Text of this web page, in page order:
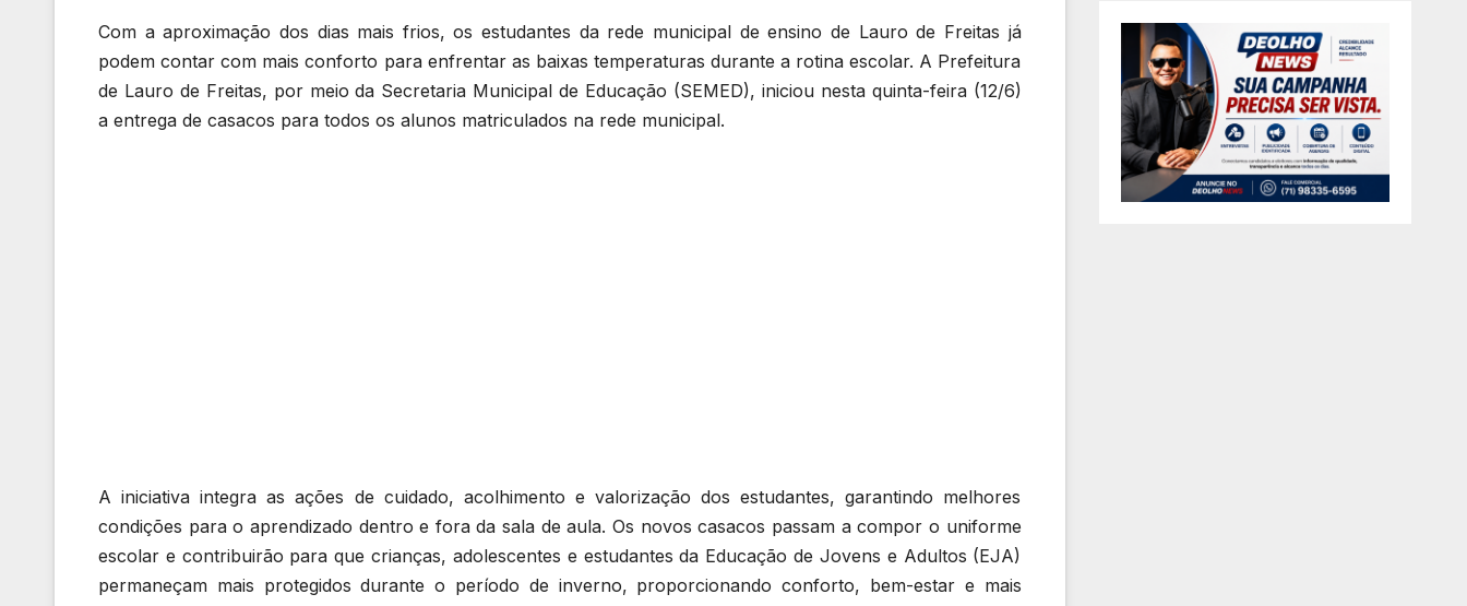
Com a aproximação dos dias mais frios, os estudantes da rede municipal de ensino de Lauro de Freitas já
podem contar com mais conforto para enfrentar as baixas temperaturas durante a rotina escolar. A Prefeitura
de Lauro de Freitas, por meio da Secretaria Municipal de Educação (SEMED), iniciou nesta quinta-feira (12/6)
a entrega de casacos para todos os alunos matriculados na rede municipal.
A iniciativa integra as ações de cuidado, acolhimento e valorização dos estudantes, garantindo melhores
condições para o aprendizado dentro e fora da sala de aula. Os novos casacos passam a compor o uniforme
escolar e contribuirão para que crianças, adolescentes e estudantes da Educação de Jovens e Adultos (EJA)
permaneçam mais protegidos durante o período de inverno, proporcionando conforto, bem-estar e mais